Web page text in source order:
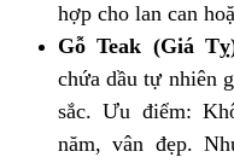
hợp cho lan can
Gỗ Teak (Giá
chứa dầu tự nhiên
sắc. Ưu điểm:
năm, vân đẹp.